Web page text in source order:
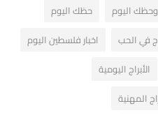
وحظك اليوم
حظك اليوم
في الحب
اخبار فلسطين اليوم
الأبراج اليومية
المهنية